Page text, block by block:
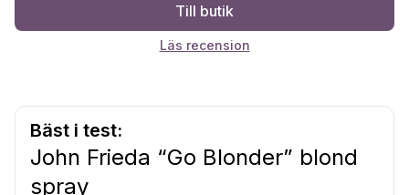
Till butik
Läs recension
Bäst i test:
John Frieda “Go Blonder” blond
spray